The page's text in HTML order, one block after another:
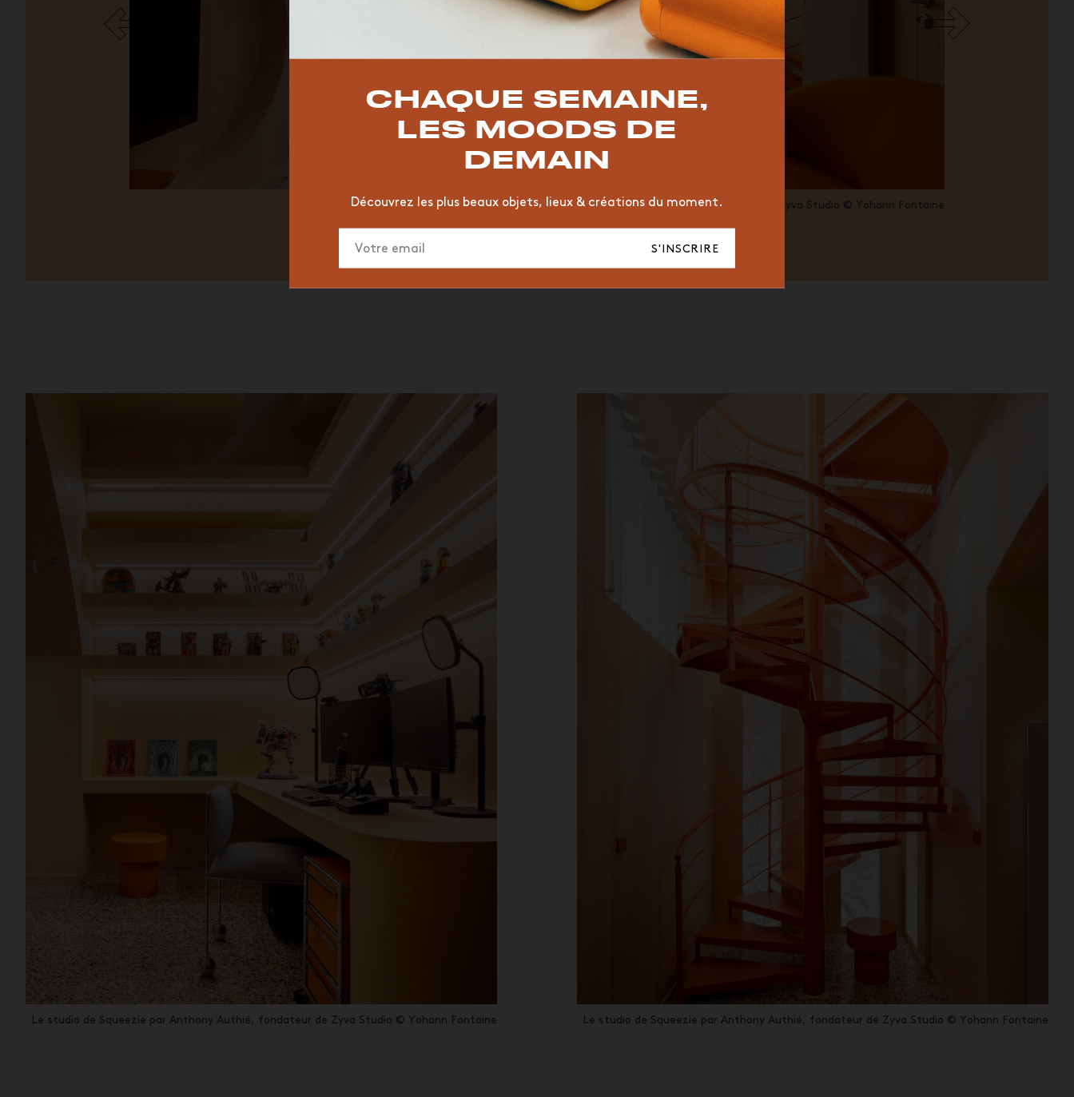
Le studio de Squeezie par Anthony Authié, fondateur de Zyva Studio © Yohann Fontaine
Le studio de Squeezie par Anthony Authié, fondateur de Zyva Studio © Yohann Fontaine Le studio de Squeezie par Anthony Authié, fondateur de Zyva Studio © Yohann Fontaine
CHAQUE SEMAINE,
LES MOODS DE
DEMAIN
Découvrez les plus beaux objets, lieux & créations du moment.
S'INSCRIRE
HÔTEL ORGANIQUE MEMPHIS ÉDITIONS VASE